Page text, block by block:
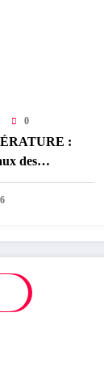
0
:
des
Banques:
et analyse